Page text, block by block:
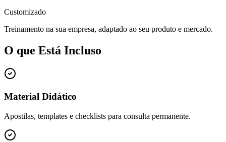
Customizado
Treinamento na sua empresa, adaptado ao seu produto e mercado.
O que Está Incluso
Material Didático
Apostilas, templates e checklists para consulta permanente.